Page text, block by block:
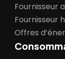
Fournisseur
Fournisseur
Offres